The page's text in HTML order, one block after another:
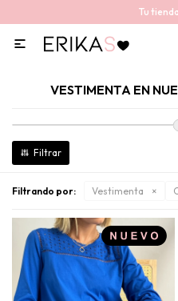
Tu

VESTIMENTA EN
Filtrando por: Vestimenta